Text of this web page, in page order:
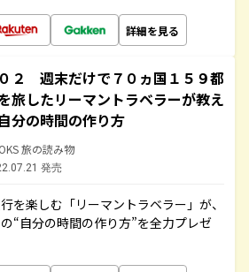
詳細を見る
２ 週末だけで７０ヵ国１５９都
旅したリーマントラベラーが教え
分の時間の作り方
旅の読み物
発売
を楽しむ「リーマントラベラー」が、
“自分の時間の作り方”を全力プレゼ